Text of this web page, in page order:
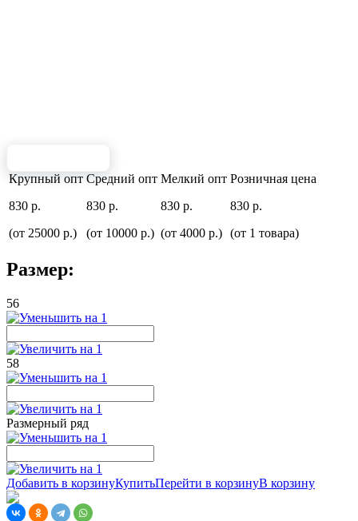
Крупный опт
830 р.
(от 25000 р.)
Средний опт
830 р.
(от 10000 р.)
Мелкий опт
830 р.
(от 4000 р.)
Розничная цена
830 р.
(от 1 товара)
Размер:
56
58
Размерный ряд
Добавить в корзинуКупитьПерейти в корзинуВ корзину